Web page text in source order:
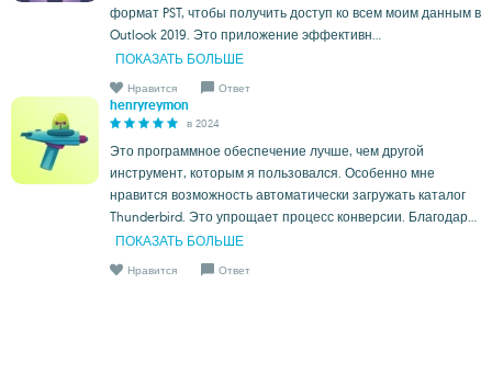
формат PST, чтобы получить доступ ко всем моим данным в
Outlook 2019. Это приложение эффективн...
ПОКАЗАТЬ БОЛЬШЕ
Нравится Ответ
henryreymon
в 2024
Это программное обеспечение лучше, чем другой
инструмент, которым я пользовался. Особенно мне
нравится возможность автоматически загружать каталог
Thunderbird. Это упрощает процесс конверсии. Благодар...
ПОКАЗАТЬ БОЛЬШЕ
Нравится Ответ